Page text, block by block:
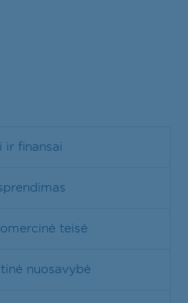
ir finansai
teisė
nuosavybė